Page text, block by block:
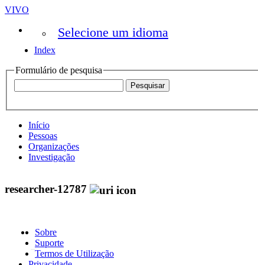
VIVO
Selecione um idioma
Index
Formulário de pesquisa
Início
Pessoas
Organizações
Investigação
researcher-12787
Sobre
Suporte
Termos de Utilização